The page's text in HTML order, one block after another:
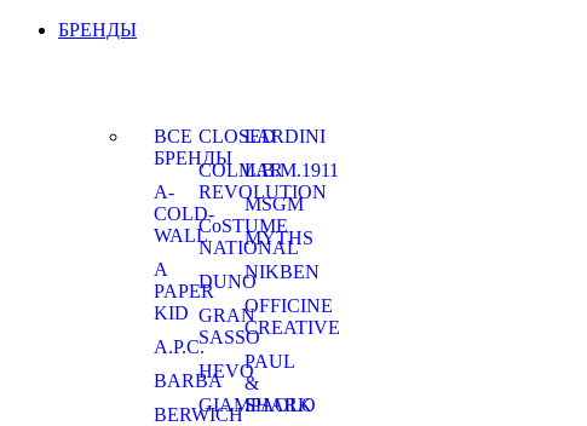
БРЕНДЫ
ВСЕ
БРЕНДЫ
A-
COLD-
WALL
A
PAPER
KID
A.P.C.
BARBA
BERWICH
CLOSED
COLMAR
REVOLUTION
CoSTUME
NATIONAL
DUNO
GRAN
SASSO
HEVO
GIAMPAOLO
LARDINI
L.B.M.1911
MSGM
MYTHS
NIKBEN
OFFICINE
CREATIVE
PAUL
&
SHARK